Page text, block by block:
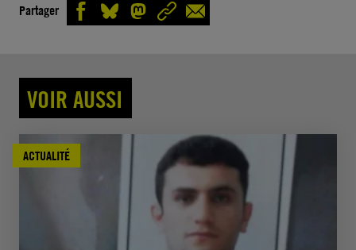
Partager
VOIR AUSSI
ACTUALITÉ